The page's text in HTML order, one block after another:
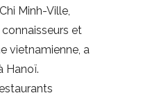
Minh-Ville,
et
vietnamienne, a
Hanoï.